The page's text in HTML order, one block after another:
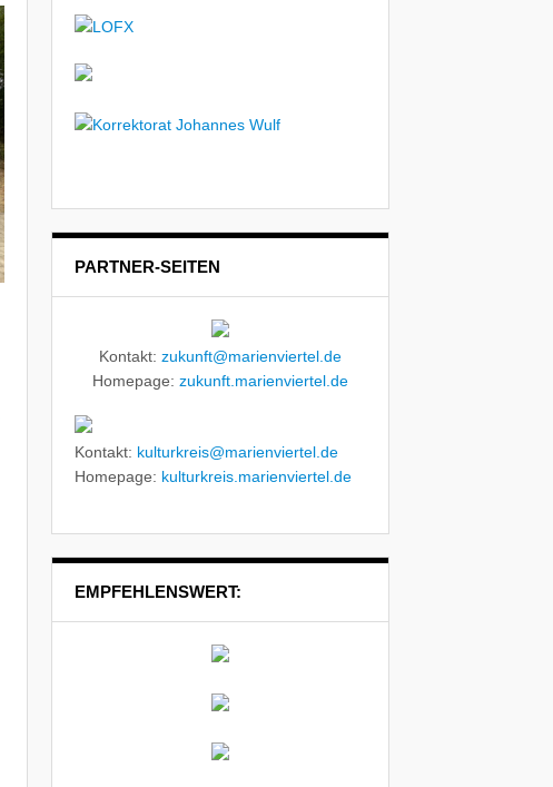
PARTNER-SEITEN
Kontakt: zukunft@marienviertel.de
Homepage: zukunft.marienviertel.de
Kontakt: kulturkreis@marienviertel.de
Homepage: kulturkreis.marienviertel.de
EMPFEHLENSWERT: